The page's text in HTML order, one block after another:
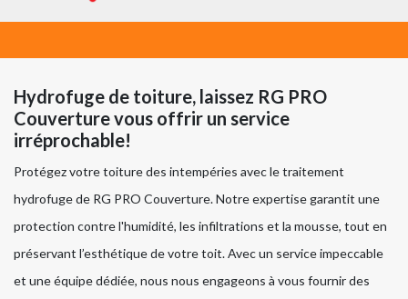
Hydrofuge de toiture, laissez RG PRO
Couverture vous offrir un service
irréprochable!
Protégez votre toiture des intempéries avec le traitement
hydrofuge de RG PRO Couverture. Notre expertise garantit une
protection contre l'humidité, les infiltrations et la mousse, tout en
préservant l’esthétique de votre toit. Avec un service impeccable
et une équipe dédiée, nous nous engageons à vous fournir des